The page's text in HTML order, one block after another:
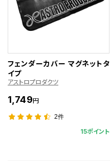
フェンダーカバー マグネットタ
イプ
アストロプロダクツ
1,749円
2件
15ポイント